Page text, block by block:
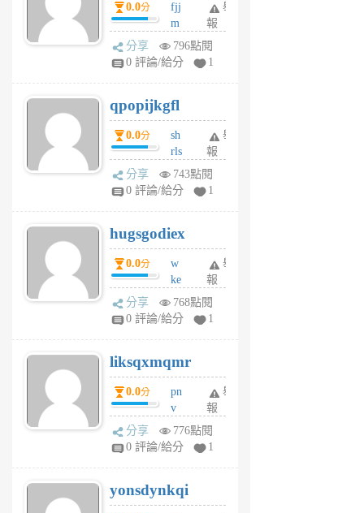
月
前
0.0分
fjj
m
w
rs
6
個
月
前
舉
報
分享
796點閱
0 評論/給分
1
qpopijkgfl
0.0分
sh
rls
k
m
6
個
月
前
舉
報
分享
743點閱
0 評論/給分
1
hugsgodiex
0.0分
w
ke
rv
pj
6
個
月
前
舉
報
分享
768點閱
0 評論/給分
1
liksqxmqmr
0.0分
pn
v
wt
sv
6
個
舉
報
分享
776點閱
0 評論/給分
1
yonsdynkqi